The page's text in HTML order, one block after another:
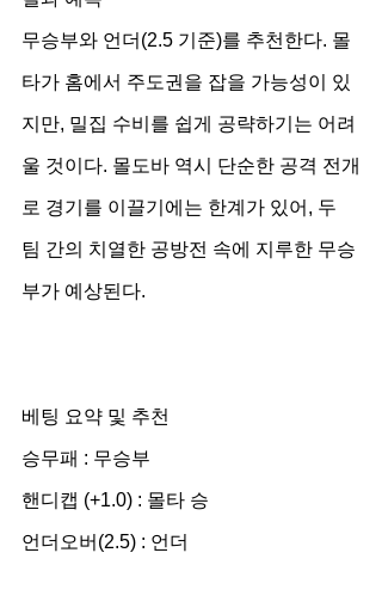
무승부와 언더(2.5 기준)를 추천한다. 몰
타가 홈에서 주도권을 잡을 가능성이 있
지만, 밀집 수비를 쉽게 공략하기는 어려
울 것이다. 몰도바 역시 단순한 공격 전개
로 경기를 이끌기에는 한계가 있어, 두
팀 간의 치열한 공방전 속에 지루한 무승
부가 예상된다.
베팅 요약 및 추천
승무패 : 무승부
핸디캡 (+1.0) : 몰타 승
언더오버(2.5) : 언더